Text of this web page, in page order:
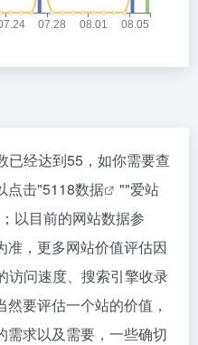
已经达到55，如你需要查
点击"5118数据 ""爱站
以目前的网站数据参
准，更多网站价值评估因
访问速度、搜索引擎收录
要评估一个站的价值，
需求以及需要，一些确切